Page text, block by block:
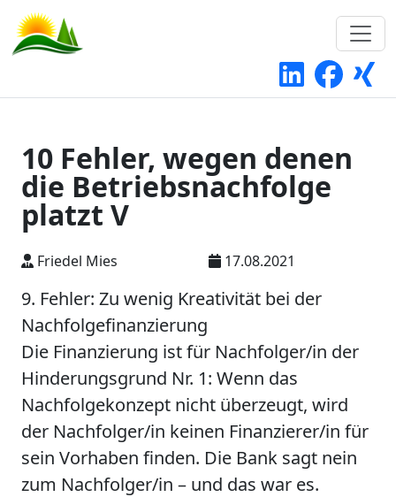
10 Fehler, wegen denen
die Betriebsnachfolge
platzt V
Friedel Mies 17.08.2021
9. Fehler: Zu wenig Kreativität bei der
Nachfolgefinanzierung
Die Finanzierung ist für Nachfolger/in der
Hinderungsgrund Nr. 1: Wenn das
Nachfolgekonzept nicht überzeugt, wird
der Nachfolger/in keinen Finanzierer/in für
sein Vorhaben finden. Die Bank sagt nein
zum Nachfolger/in – und das war es.